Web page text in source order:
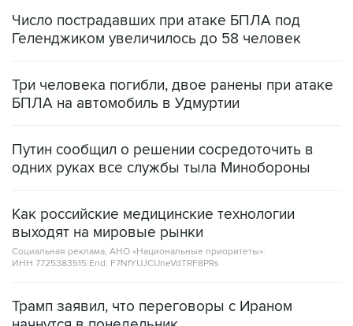
Число пострадавших при атаке БПЛА под
Геленджиком увеличилось до 58 человек
Три человека погибли, двое ранены при атаке
БПЛА на автомобиль в Удмуртии
Путин сообщил о решении сосредоточить в
одних руках все службы тыла Минобороны
Как российские медицинские технологии
выходят на мировые рынки
Социальная реклама, АНО «Национальные приоритеты».
ИНН 7725383515 Erid: F7NfYUJCUneVdTRF8PRs
Трамп заявил, что переговоры с Ираном